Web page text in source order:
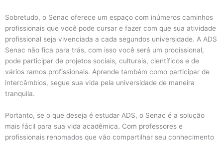
Sobretudo, o Senac oferece um espaço com inúmeros caminhos
profissionais que você pode cursar e fazer com que sua atividade
profissional seja vivenciada a cada segundos universidade. A ADS
Senac não fica para trás, com isso você será um procissional,
pode participar de projetos sociais, culturais, científicos e de
vários ramos profissionais. Aprende também como participar de
intercâmbios, segue sua vida pela universidade de maneira
tranquila.
Portanto, se o que deseja é estudar ADS, o Senac é a solução
mais fácil para sua vida acadêmica. Com professores e
profissionais renomados que vão compartilhar seu conhecimento